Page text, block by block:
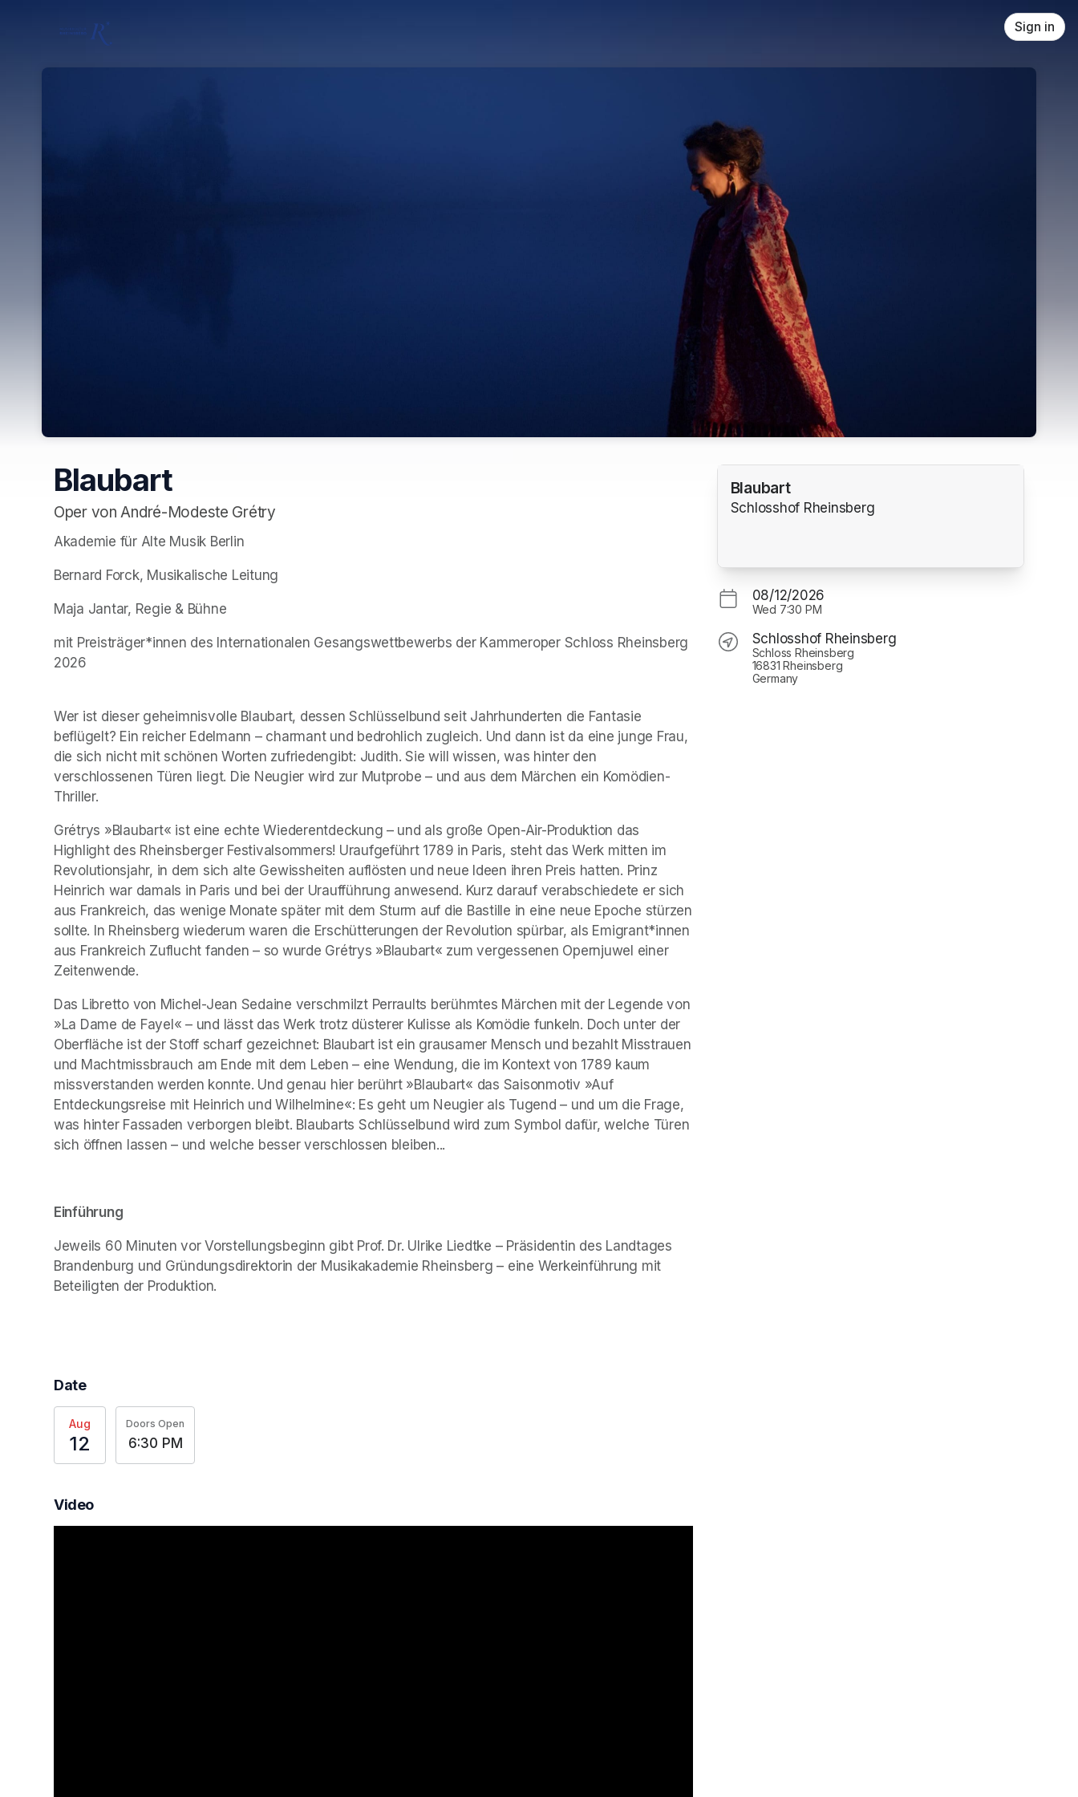
Sign in
Blaubart
Oper von André-Modeste Grétry
Akademie für Alte Musik Berlin
Bernard Forck, Musikalische Leitung
Maja Jantar, Regie & Bühne
mit Preisträger*innen des Internationalen Gesangswettbewerbs der Kammeroper Schloss Rheinsberg
2026
Wer ist dieser geheimnisvolle Blaubart, dessen Schlüsselbund seit Jahrhunderten die Fantasie
beflügelt? Ein reicher Edelmann – charmant und bedrohlich zugleich. Und dann ist da eine junge Frau,
die sich nicht mit schönen Worten zufriedengibt: Judith. Sie will wissen, was hinter den
verschlossenen Türen liegt. Die Neugier wird zur Mutprobe – und aus dem Märchen ein Komödien-
Thriller.
Grétrys »Blaubart« ist eine echte Wiederentdeckung – und als große Open-Air-Produktion das
Highlight des Rheinsberger Festivalsommers! Uraufgeführt 1789 in Paris, steht das Werk mitten im
Revolutionsjahr, in dem sich alte Gewissheiten auflösten und neue Ideen ihren Preis hatten. Prinz
Heinrich war damals in Paris und bei der Uraufführung anwesend. Kurz darauf verabschiedete er sich
aus Frankreich, das wenige Monate später mit dem Sturm auf die Bastille in eine neue Epoche stürzen
sollte. In Rheinsberg wiederum waren die Erschütterungen der Revolution spürbar, als Emigrant*innen
aus Frankreich Zuflucht fanden – so wurde Grétrys »Blaubart« zum vergessenen Opernjuwel einer
Zeitenwende.
Das Libretto von Michel-Jean Sedaine verschmilzt Perraults berühmtes Märchen mit der Legende von
»La Dame de Fayel« – und lässt das Werk trotz düsterer Kulisse als Komödie funkeln. Doch unter der
Oberfläche ist der Stoff scharf gezeichnet: Blaubart ist ein grausamer Mensch und bezahlt Misstrauen
und Machtmissbrauch am Ende mit dem Leben – eine Wendung, die im Kontext von 1789 kaum
missverstanden werden konnte. Und genau hier berührt »Blaubart« das Saisonmotiv »Auf
Entdeckungsreise mit Heinrich und Wilhelmine«: Es geht um Neugier als Tugend – und um die Frage,
was hinter Fassaden verborgen bleibt. Blaubarts Schlüsselbund wird zum Symbol dafür, welche Türen
sich öffnen lassen – und welche besser verschlossen bleiben...
Einführung
Jeweils 60 Minuten vor Vorstellungsbeginn gibt Prof. Dr. Ulrike Liedtke – Präsidentin des Landtages
Brandenburg und Gründungsdirektorin der Musikakademie Rheinsberg – eine Werkeinführung mit
Beteiligten der Produktion.
Date
Aug
12
Doors Open
6:30 PM
Video
Blaubart
Schlosshof Rheinsberg
08/12/2026
Wed 7:30 PM
Schlosshof Rheinsberg
Schloss Rheinsberg
16831 Rheinsberg
Germany